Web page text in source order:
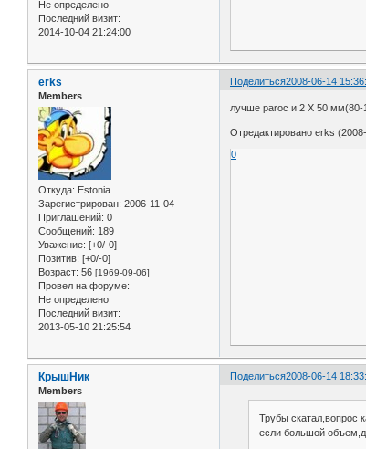
Не определено
Последний визит:
2014-10-04 21:24:00
Поделиться2008-06-14
erks
Members
Откуда: Estonia
Зарегистрирован: 2006-11-04
Приглашений: 0
Сообщений: 189
Уважение: [+0/-0]
Позитив: [+0/-0]
Возраст: 56 [1969-09-06]
Провел на форуме:
Не определено
Последний визит:
2013-05-10 21:25:54
лучше paroc и 2 X 50 мм(80-
Отредактировано erks
0
Поделиться2008-06-14
КрышНик
Members
Трубы скатал,вопрос
если большой